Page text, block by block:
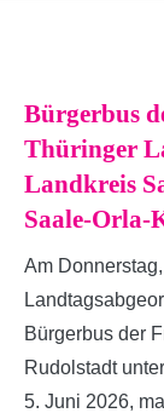
Bürgerbus
Thüringer
Landkreis
Saale-Orla-
Am
Bürgerbus der
Rudolstadt
5. Juni 2026,